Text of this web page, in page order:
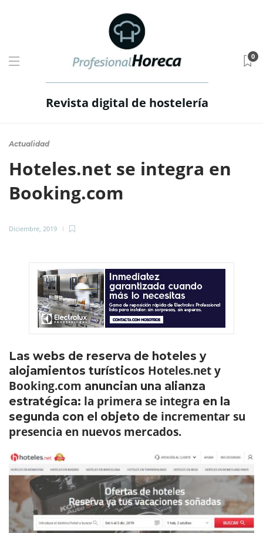
Revista digital de hostelería
0
Actualidad
Hoteles.net se integra en
Booking.com
Diciembre, 2019
Las webs de reserva de hoteles y
alojamientos turísticos Hoteles.net y
Booking.com anuncian una alianza
estratégica: la primera se integra en la
segunda con el objeto de incrementar su
presencia en nuevos mercados.